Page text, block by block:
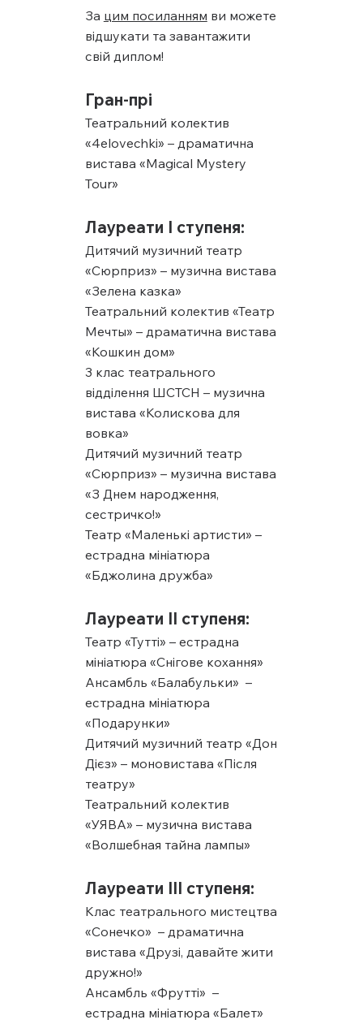
За цим посиланням ви можете
відшукати та завантажити
свій диплом!
Гран-прі
Театральний колектив
«4elovechki» – драматична
вистава «Magical Mystery
Tour»
Лауреати І ступеня:
Дитячий музичний театр
«Сюрприз» – музична вистава
«Зелена казка»
Театральний колектив «Театр
Мечты» – драматична вистава
«Кошкин дом»
3 клас театрального
відділення ШСТСН – музична
вистава «Колискова для
вовка»
Дитячий музичний театр
«Сюрприз» – музична вистава
«З Днем народження,
сестричко!»
Театр «Маленькі артисти» –
естрадна мініатюра
«Бджолина дружба»
Лауреати ІІ ступеня:
Театр «Тутті» – естрадна
мініатюра «Снігове кохання»
Ансамбль «Балабульки» –
естрадна мініатюра
«Подарунки»
Дитячий музичний театр «Дон
Дієз» – моновистава «Після
театру»
Театральний колектив
«УЯВА» – музична вистава
«Волшебная тайна лампы»
Лауреати ІІІ ступеня:
Клас театрального мистецтва
«Сонечко» – драматична
вистава «Друзі, давайте жити
дружно!»
Ансамбль «Фрутті» –
естрадна мініатюра «Балет»